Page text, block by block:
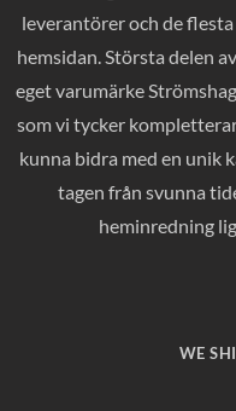
leverantörer och de
hemsidan. Största delen
eget varumärke
som vi tycker
kunna bidra med en unik
tagen från svunna
heminredning
WE